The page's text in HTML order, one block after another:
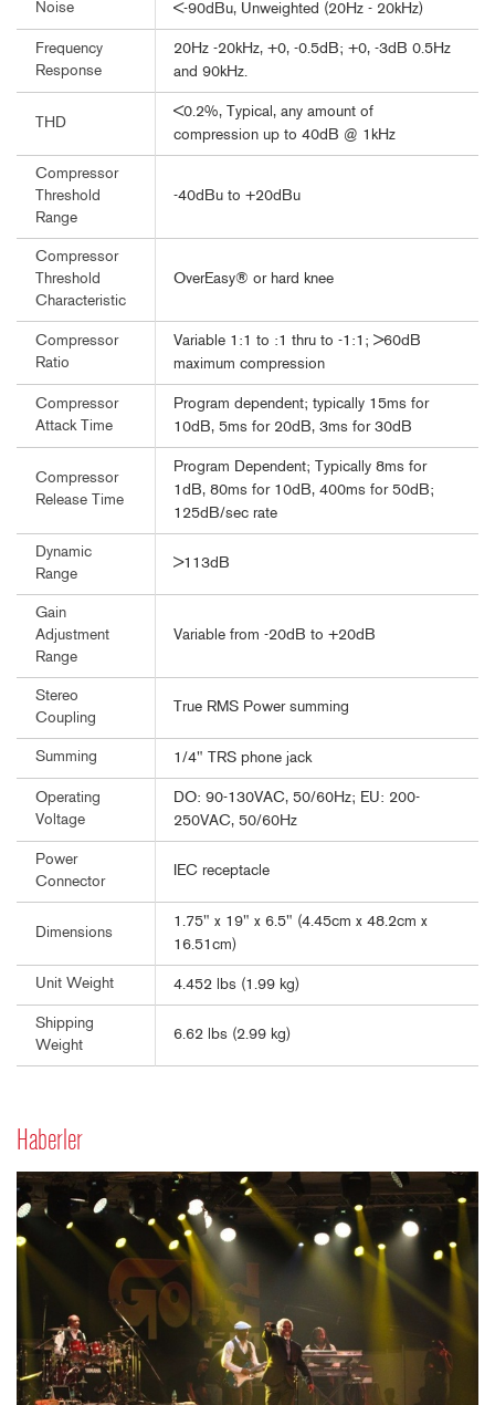
Noise <-90dBu, Unweighted (20Hz - 20kHz)
Frequency
Response
20Hz -20kHz, +0, -0.5dB; +0, -3dB 0.5Hz
and 90kHz.
THD
<0.2%, Typical, any amount of
compression up to 40dB @ 1kHz
Compressor
Threshold
Range
-40dBu to +20dBu
Compressor
Threshold
Characteristic
OverEasy® or hard knee
Compressor
Ratio
Variable 1:1 to :1 thru to -1:1; >60dB
maximum compression
Compressor
Attack Time
Program dependent; typically 15ms for
10dB, 5ms for 20dB, 3ms for 30dB
Compressor
Release Time
Program Dependent; Typically 8ms for
1dB, 80ms for 10dB, 400ms for 50dB;
125dB/sec rate
Dynamic
Range
>113dB
Gain
Adjustment
Range
Variable from -20dB to +20dB
Stereo
Coupling
True RMS Power summing
Summing 1/4" TRS phone jack
Operating
Voltage
DO: 90-130VAC, 50/60Hz; EU: 200-
250VAC, 50/60Hz
Power
Connector
IEC receptacle
Dimensions
1.75" x 19" x 6.5" (4.45cm x 48.2cm x
16.51cm)
Unit Weight 4.452 lbs (1.99 kg)
Shipping
Weight
6.62 lbs (2.99 kg)
Haberler